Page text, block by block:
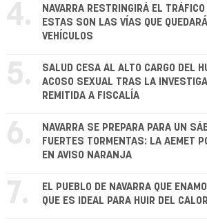
4.
NAVARRA RESTRINGIRÁ EL
ESTAS SON LAS VÍAS QUE
VEHÍCULOS
5.
SALUD CESA AL ALTO CARGO DEL
ACOSO SEXUAL TRAS LA
REMITIDA A FISCALÍA
6.
NAVARRA SE PREPARA PARA UN
FUERTES TORMENTAS: LA AEMET
EN AVISO NARANJA
7.
EL PUEBLO DE NAVARRA QUE
QUE ES IDEAL PARA HUIR DEL